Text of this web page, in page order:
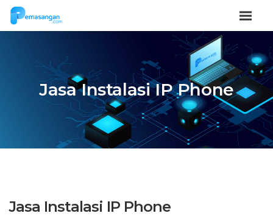
Jasa Instalasi IP Phone
Jasa Instalasi IP Phone